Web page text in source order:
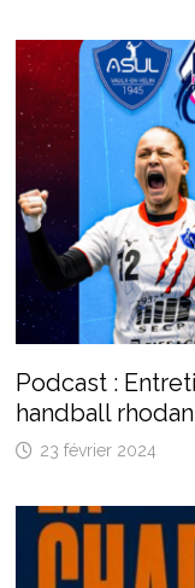
Podcast :
handball
23 février 2024